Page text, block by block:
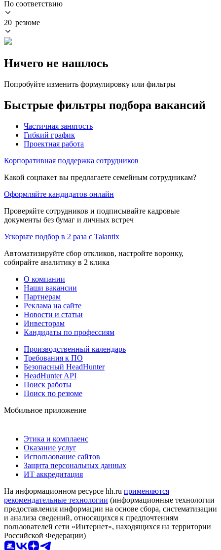
По соответствию
20 резюме
Ничего не нашлось
Попробуйте изменить формулировку или фильтры
Быстрые фильтры подбора вакансий
Частичная занятость
Гибкий график
Проектная работа
Корпоративная поддержка сотрудников
Какой соцпакет вы предлагаете семейным сотрудникам?
Оформляйте кандидатов онлайн
Проверяйте сотрудников и подписывайте кадровые
документы без бумаг и личных встреч
Ускорьте подбор в 2 раза с Talantix
Автоматизируйте сбор откликов, настройте воронку,
собирайте аналитику в 2 клика
О компании
Наши вакансии
Партнерам
Реклама на сайте
Новости и статьи
Инвесторам
Кандидаты по профессиям
Производственный календарь
Требования к ПО
Безопасный HeadHunter
HeadHunter API
Поиск работы
Поиск по резюме
Мобильное приложение
Этика и комплаенс
Оказание услуг
Использование сайтов
Защита персональных данных
ИТ аккредитация
На информационном ресурсе hh.ru применяются
рекомендательные технологии (информационные технологии
предоставления информации на основе сбора, систематизации
и анализа сведений, относящихся к предпочтениям
пользователей сети «Интернет», находящихся на территории
Российской Федерации)